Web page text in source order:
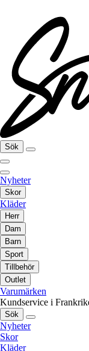
Sök
Nyheter
Skor
Kläder
Herr
Dam
Barn
Sport
Tillbehör
Outlet
Varumärken
Kundservice i
Sök
Nyheter
Skor
Kläder